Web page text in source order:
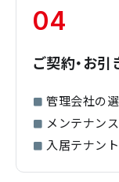
04
ご契約・お引
管理会社の
メンテナン
入居テナン